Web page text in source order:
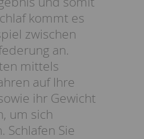
kommt es
zwischen
an.
mittels
auf Ihre
ihr Gewicht
um sich
Schlafen Sie